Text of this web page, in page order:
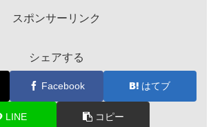
スポンサーリンク
シェアする
Facebook はてブ
LINE コピー